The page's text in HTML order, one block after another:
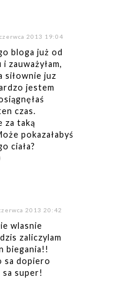
2013 19:04
bloga już od
zauważyłam,
siłownie juz
jestem
czas.
za taką
pokazałabyś
ciała?
2013 20:42
wlasnie
zaliczylam
biegania!!
sa dopiero
super!